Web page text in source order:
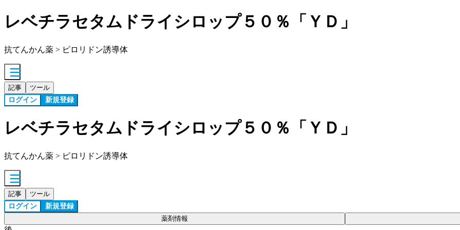
レベチラセタムドライシロップ５０％「ＹＤ」
抗てんかん薬 > ピロリドン誘導体
記事 ツール
ログイン 新規登録
レベチラセタムドライシロップ５０％「ＹＤ」
抗てんかん薬 > ピロリドン誘導体
記事 ツール
ログイン 新規登録
薬剤情報